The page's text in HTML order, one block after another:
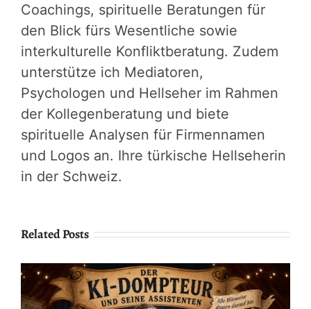
Coachings, spirituelle Beratungen für
den Blick fürs Wesentliche sowie
interkulturelle Konfliktberatung. Zudem
unterstütze ich Mediatoren,
Psychologen und Hellseher im Rahmen
der Kollegenberatung und biete
spirituelle Analysen für Firmennamen
und Logos an. Ihre türkische Hellseherin
in der Schweiz.
Related Posts